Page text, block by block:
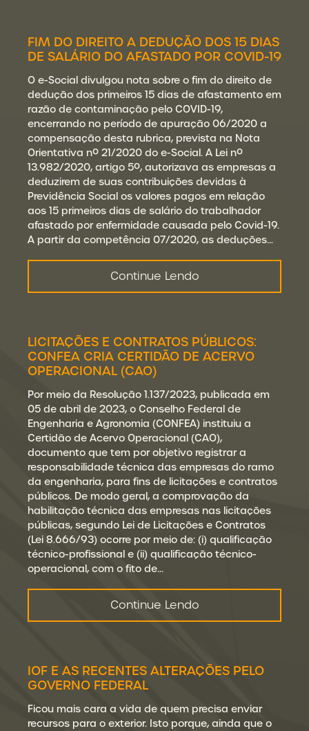
FIM DO DIREITO A DEDUÇÃO DOS 15 DIAS
DE SALÁRIO DO AFASTADO POR COVID-19
O e-Social divulgou nota sobre o fim do direito de
dedução dos primeiros 15 dias de afastamento em
razão de contaminação pelo COVID-19,
encerrando no período de apuração 06/2020 a
compensação desta rubrica, prevista na Nota
Orientativa nº 21/2020 do e-Social. A Lei nº
13.982/2020, artigo 5º, autorizava as empresas a
deduzirem de suas contribuições devidas à
Previdência Social os valores pagos em relação
aos 15 primeiros dias de salário do trabalhador
afastado por enfermidade causada pelo Covid-19.
A partir da competência 07/2020, as deduções…
Continue Lendo
LICITAÇÕES E CONTRATOS PÚBLICOS:
CONFEA CRIA CERTIDÃO DE ACERVO
OPERACIONAL (CAO)
Por meio da Resolução 1.137/2023, publicada em
05 de abril de 2023, o Conselho Federal de
Engenharia e Agronomia (CONFEA) instituiu a
Certidão de Acervo Operacional (CAO),
documento que tem por objetivo registrar a
responsabilidade técnica das empresas do ramo
da engenharia, para fins de licitações e contratos
públicos. De modo geral, a comprovação da
habilitação técnica das empresas nas licitações
públicas, segundo Lei de Licitações e Contratos
(Lei 8.666/93) ocorre por meio de: (i) qualificação
técnico-profissional e (ii) qualificação técnico-
operacional, com o fito de…
Continue Lendo
IOF E AS RECENTES ALTERAÇÕES PELO
GOVERNO FEDERAL
Ficou mais cara a vida de quem precisa enviar
recursos para o exterior. Isto porque, ainda que o